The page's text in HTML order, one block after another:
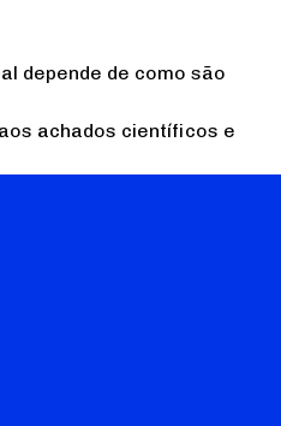
depende de como são
achados científicos e